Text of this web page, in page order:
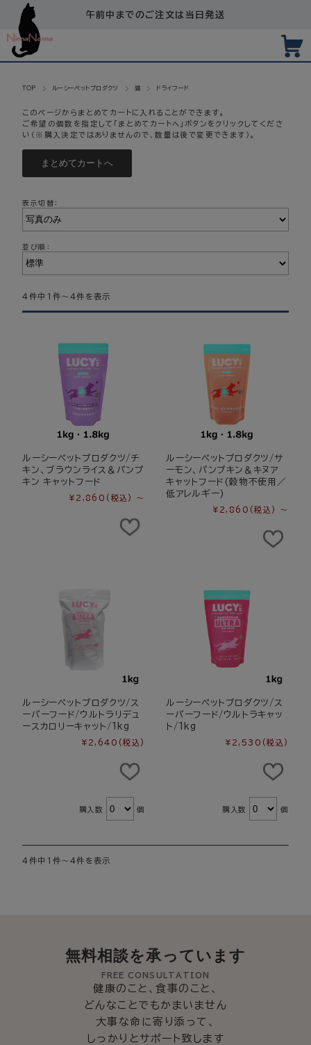
午前中までのご注文は当日発送
TOP ルーシーペットプロダクツ 猫 ドライフード
このページからまとめてカートに入れることができます。
ご希望の個数を指定して「まとめてカートへ」ボタンをクリックしてくださ
い（※購入決定ではありませんので、数量は後で変更できます）。
表示切替：
並び順：
4件中1件～4件を表示
ルーシーペットプロダクツ/チ
キン、ブラウンライス＆パンプ
キン キャットフード
¥2,860 (税込) ～
ルーシーペットプロダクツ/サ
ーモン、パンプキン＆キヌア
キャットフード(穀物不使用／
低アレルギー)
¥2,860 (税込) ～
ルーシーペットプロダクツ/ス
ーパーフード/ウルトラリデュ
ースカロリーキャット/1kg
¥2,640 (税込)
購入数 個
ルーシーペットプロダクツ/ス
ーパーフード/ウルトラキャッ
ト/1kg
¥2,530 (税込)
購入数 個
4件中1件～4件を表示
無料相談を承っています
FREE CONSULTATION
健康のこと、食事のこと、
どんなことでもかまいません
大事な命に寄り添って、
しっかりとサポート致します